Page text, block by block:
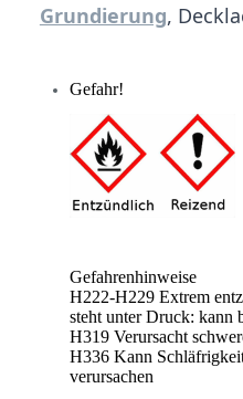
Grundierung,
Gefahr!
Gefahrenhinweise
H222-H229 Extrem
steht unter Druck: kann
H319 Verursacht
H336 Kann
verursachen